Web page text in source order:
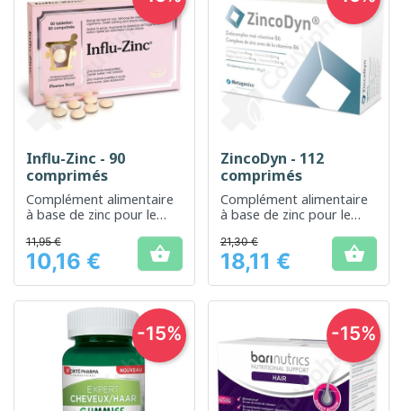
Influ-Zinc - 90
comprimés
Complément alimentaire
à base de zinc pour le
immunitaire
Prix
11,95 €
10,16 € 
ZincoDyn - 112
comprimés
Complément alimentaire
à base de zinc pour le
cheveux et d'ongles sains
Prix
21,30 €
18,11 € 
-15% -15%